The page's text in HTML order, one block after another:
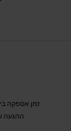
ההגעה